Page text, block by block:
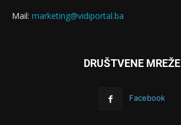
Mail: marketing@vidiportal.ba
DRUŠTVENE MREŽE
Facebook